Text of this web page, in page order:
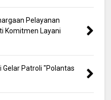
Pelayanan
Komitmen Layani
Gelar Patroli "Polantas